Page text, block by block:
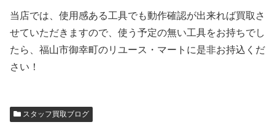
当店では、使用感ある工具でも動作確認が出来れば買取さ
せていただきますので、使う予定の無い工具をお持ちでし
たら、福山市御幸町のリユース・マートに是非お持込くだ
さい！
スタッフ買取ブログ